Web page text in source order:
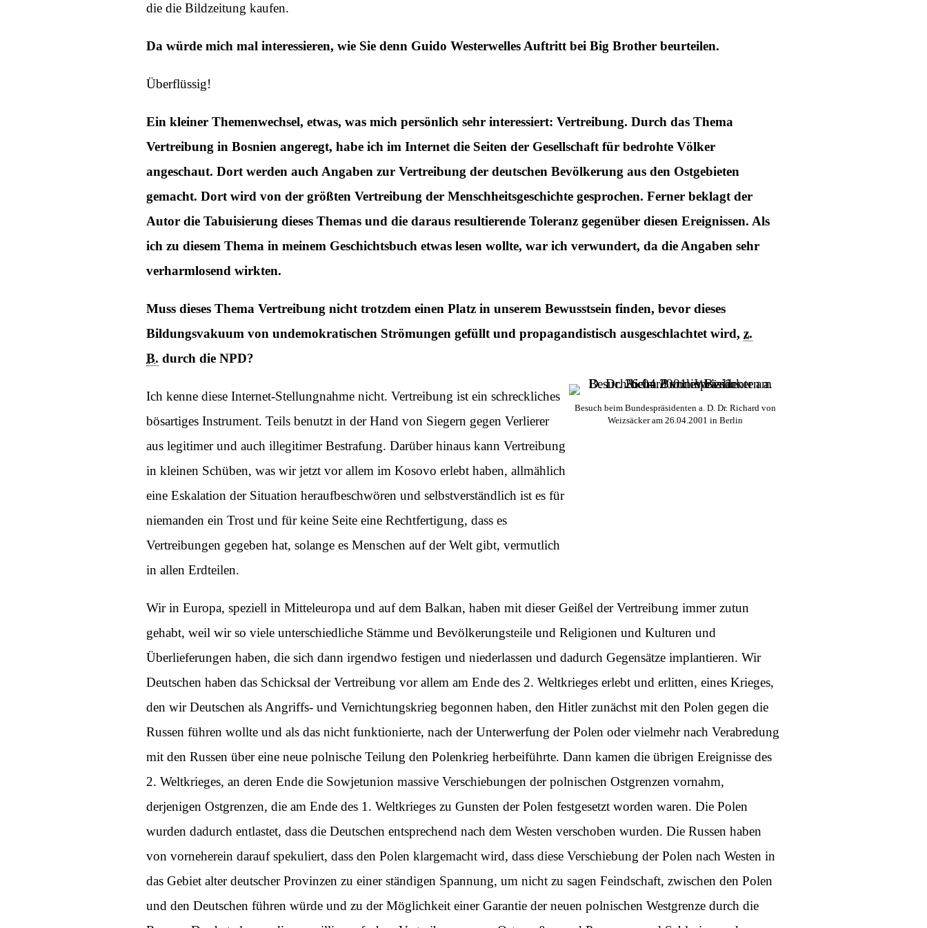
die die Bildzeitung kaufen.
Da würde mich mal interessieren, wie Sie denn Guido Westerwelles Auftritt bei Big Brother beurteilen.
Überflüssig!
Ein kleiner Themenwechsel, etwas, was mich persönlich sehr interessiert: Vertreibung. Durch das Thema
Vertreibung in Bosnien angeregt, habe ich im Internet die Seiten der Gesellschaft für bedrohte Völker
angeschaut. Dort werden auch Angaben zur Vertreibung der deutschen Bevölkerung aus den Ostgebieten
gemacht. Dort wird von der größten Vertreibung der Menschheitsgeschichte gesprochen. Ferner beklagt der
Autor die Tabuisierung dieses Themas und die daraus resultierende Toleranz gegenüber diesen Ereignissen. Als
ich zu diesem Thema in meinem Geschichtsbuch etwas lesen wollte, war ich verwundert, da die Angaben sehr
verharmlosend wirkten.
Muss dieses Thema Vertreibung nicht trotzdem einen Platz in unserem Bewusstsein finden, bevor dieses
Bildungsvakuum von undemokratischen Strömungen gefüllt und propagandistisch ausgeschlachtet wird, z.
B. durch die NPD?
Ich kenne diese Internet-Stellungnahme nicht. Vertreibung ist ein schreckliches
bösartiges Instrument. Teils benutzt in der Hand von Siegern gegen Verlierer
aus legitimer und auch illegitimer Bestrafung. Darüber hinaus kann Vertreibung
in kleinen Schüben, was wir jetzt vor allem im Kosovo erlebt haben, allmählich
eine Eskalation der Situation heraufbeschwören und selbstverständlich ist es für
niemanden ein Trost und für keine Seite eine Rechtfertigung, dass es
Vertreibungen gegeben hat, solange es Menschen auf der Welt gibt, vermutlich
in allen Erdteilen.
Besuch beim Bundespräsidenten a. D. Dr. Richard von
Weizsäcker am 26.04.2001 in Berlin
Wir in Europa, speziell in Mitteleuropa und auf dem Balkan, haben mit dieser Geißel der Vertreibung immer zutun
gehabt, weil wir so viele unterschiedliche Stämme und Bevölkerungsteile und Religionen und Kulturen und
Überlieferungen haben, die sich dann irgendwo festigen und niederlassen und dadurch Gegensätze implantieren. Wir
Deutschen haben das Schicksal der Vertreibung vor allem am Ende des 2. Weltkrieges erlebt und erlitten, eines Krieges,
den wir Deutschen als Angriffs- und Vernichtungskrieg begonnen haben, den Hitler zunächst mit den Polen gegen die
Russen führen wollte und als das nicht funktionierte, nach der Unterwerfung der Polen oder vielmehr nach Verabredung
mit den Russen über eine neue polnische Teilung den Polenkrieg herbeiführte. Dann kamen die übrigen Ereignisse des
2. Weltkrieges, an deren Ende die Sowjetunion massive Verschiebungen der polnischen Ostgrenzen vornahm,
derjenigen Ostgrenzen, die am Ende des 1. Weltkrieges zu Gunsten der Polen festgesetzt worden waren. Die Polen
wurden dadurch entlastet, dass die Deutschen entsprechend nach dem Westen verschoben wurden. Die Russen haben
von vorneherein darauf spekuliert, dass den Polen klargemacht wird, dass diese Verschiebung der Polen nach Westen in
das Gebiet alter deutscher Provinzen zu einer ständigen Spannung, um nicht zu sagen Feindschaft, zwischen den Polen
und den Deutschen führen würde und zu der Möglichkeit einer Garantie der neuen polnischen Westgrenze durch die